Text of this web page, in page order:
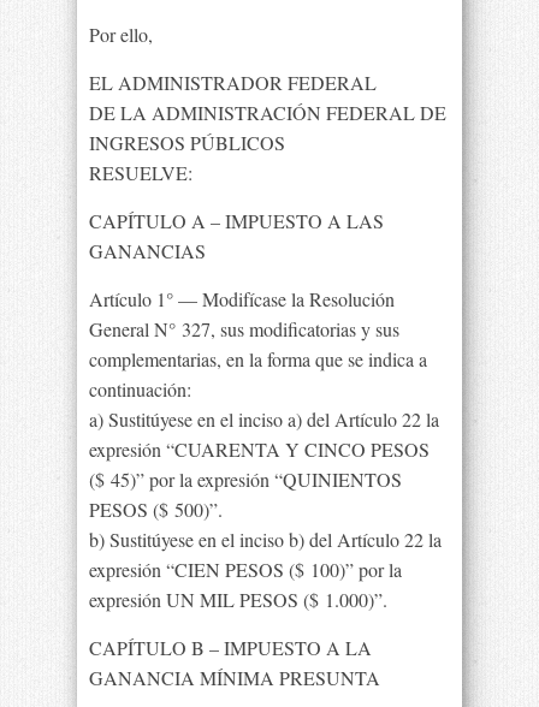
Por ello,
EL ADMINISTRADOR FEDERAL
DE LA ADMINISTRACIÓN FEDERAL DE
INGRESOS PÚBLICOS
RESUELVE:
CAPÍTULO A – IMPUESTO A LAS
GANANCIAS
Artículo 1° — Modifícase la Resolución
General N° 327, sus modificatorias y sus
complementarias, en la forma que se indica a
continuación:
a) Sustitúyese en el inciso a) del Artículo 22 la
expresión “CUARENTA Y CINCO PESOS
($ 45)” por la expresión “QUINIENTOS
PESOS ($ 500)”.
b) Sustitúyese en el inciso b) del Artículo 22 la
expresión “CIEN PESOS ($ 100)” por la
expresión UN MIL PESOS ($ 1.000)”.
CAPÍTULO B – IMPUESTO A LA
GANANCIA MÍNIMA PRESUNTA